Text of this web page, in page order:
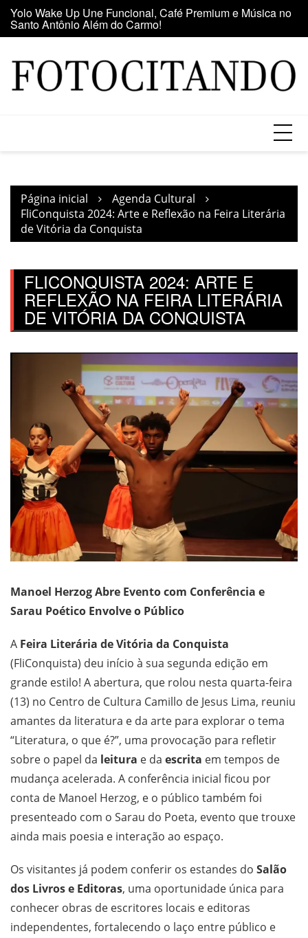
para
o
Maior clube de vinil da América Latina participa da Feira
do Vinil no Shopping Center Lapa
Página inicial
Agenda Cultural
FliConquista 2024: Arte e Reflexão na Feira Literária
de Vitória da Conquista
FLICONQUISTA 2024: ARTE E
REFLEXÃO NA FEIRA LITERÁRIA
DE VITÓRIA DA CONQUISTA
Manoel Herzog Abre Evento com Conferência e
Sarau Poético Envolve o Público
A Feira Literária de Vitória da Conquista
(FliConquista) deu início à sua segunda edição em
grande estilo! A abertura, que rolou nesta quarta-feira
(13) no Centro de Cultura Camillo de Jesus Lima, reuniu
amantes da literatura e da arte para explorar o tema
“Literatura, o que é?”, uma provocação para refletir
sobre o papel da leitura e da escrita em tempos de
mudança acelerada. A conferência inicial ficou por
conta de Manoel Herzog, e o público também foi
presenteado com o Sarau do Poeta, evento que trouxe
ainda mais poesia e interação ao espaço.
Os visitantes já podem conferir os estandes do Salão
dos Livros e Editoras, uma oportunidade única para
conhecer obras de escritores locais e editoras
independentes, fortalecendo o laço entre público e